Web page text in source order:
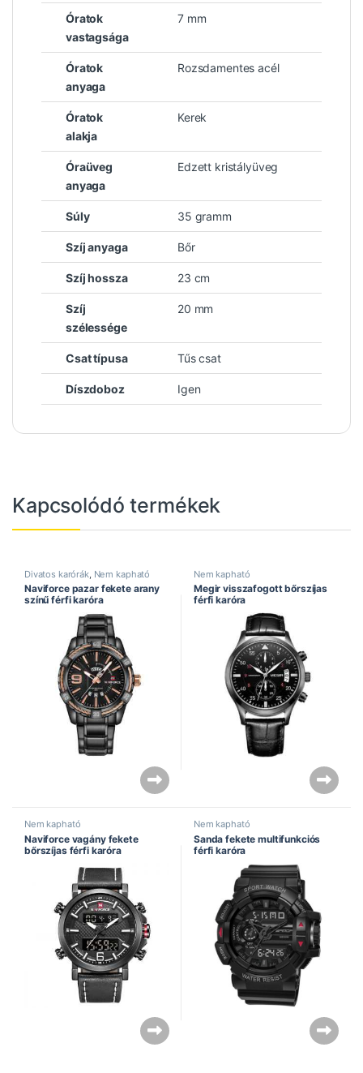
Óratok
vastagsága
7 mm
Óratok
anyaga
Rozsdamentes acél
Óratok
alakja
Kerek
Óraüveg
anyaga
Edzett kristályüveg
Súly 35 gramm
Szíj anyaga Bőr
Szíj hossza 23 cm
Szíj
szélessége
20 mm
Csat típusa Tűs csat
Díszdoboz Igen
Kapcsolódó termékek
Divatos karórák, Nem kapható
Naviforce pazar fekete arany
színű férfi karóra
Nem kapható
Megir visszafogott bőrszíjas
férfi karóra
Nem kapható
Naviforce vagány fekete
bőrszíjas férfi karóra
Nem kapható
Sanda fekete multifunkciós
férfi karóra